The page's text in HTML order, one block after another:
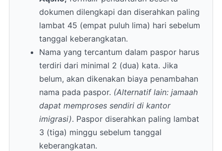
dokumen dilengkapi dan diserahkan paling
lambat 45 (empat puluh lima) hari sebelum
tanggal keberangkatan.
Nama yang tercantum dalam paspor harus
terdiri dari minimal 2 (dua) kata. Jika
belum, akan dikenakan biaya penambahan
nama pada paspor. (Alternatif lain: jamaah
dapat memproses sendiri di kantor
imigrasi). Paspor diserahkan paling lambat
3 (tiga) minggu sebelum tanggal
keberangkatan.